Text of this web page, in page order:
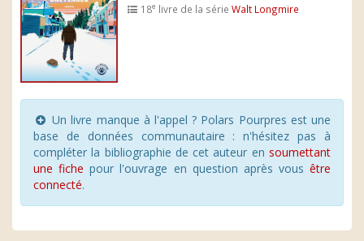
18e livre de la sérieWalt Longmire
Un livre manque à l'appel ? Polars Pourpres est une
base de données communautaire : n'hésitez pas à
compléter la bibliographie de cet auteur en soumettant
une fiche pour l'ouvrage en question après vous être
connecté.